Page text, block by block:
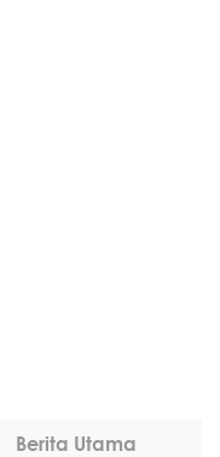
Berita Utama